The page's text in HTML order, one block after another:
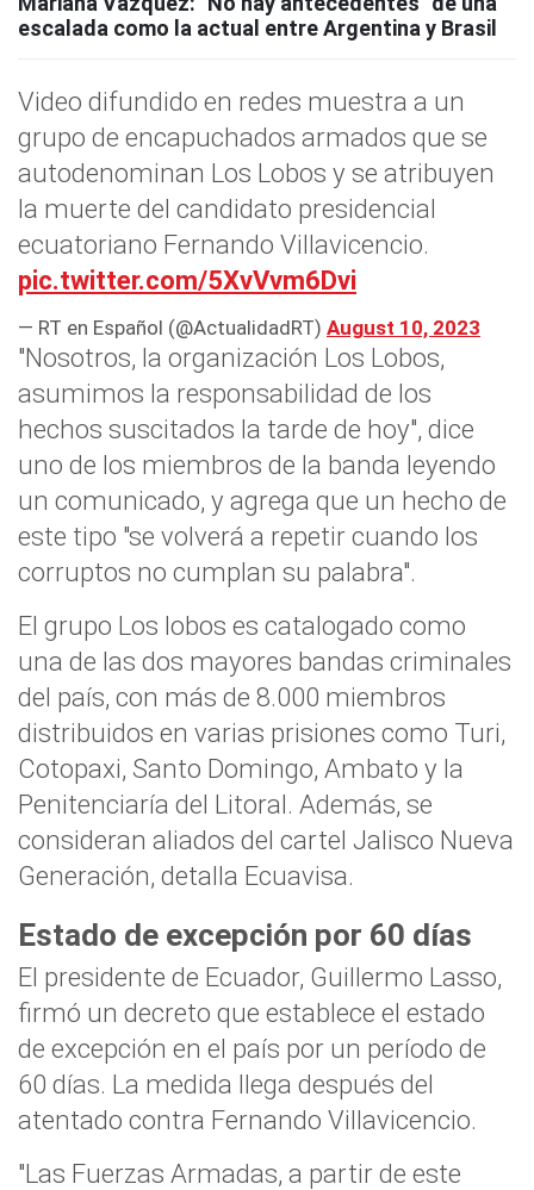
escalada como la actual entre Argentina y Brasil
Video difundido en redes muestra a un
grupo de encapuchados armados que se
autodenominan Los Lobos y se atribuyen
la muerte del candidato presidencial
ecuatoriano Fernando Villavicencio.
pic.twitter.com/5XvVvm6Dvi
— RT en Español (@ActualidadRT) August 10, 2023
"Nosotros, la organización Los Lobos,
asumimos la responsabilidad de los
hechos suscitados la tarde de hoy", dice
uno de los miembros de la banda leyendo
un comunicado, y agrega que un hecho de
este tipo "se volverá a repetir cuando los
corruptos no cumplan su palabra".
El grupo Los lobos es catalogado como
una de las dos mayores bandas criminales
del país, con más de 8.000 miembros
distribuidos en varias prisiones como Turi,
Cotopaxi, Santo Domingo, Ambato y la
Penitenciaría del Litoral. Además, se
consideran aliados del cartel Jalisco Nueva
Generación, detalla Ecuavisa.
Estado de excepción por 60 días
El presidente de Ecuador, Guillermo Lasso,
firmó un decreto que establece el estado
de excepción en el país por un período de
60 días. La medida llega después del
atentado contra Fernando Villavicencio.
"Las Fuerzas Armadas, a partir de este